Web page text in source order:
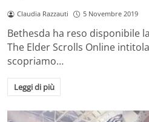
Claudia Razzauti 5 Novembre 2019
Bethesda ha reso disponibile
The Elder Scrolls Online
scopriamo…
Leggi di più